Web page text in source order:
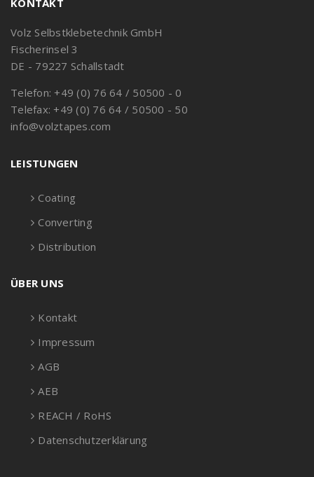
KONTAKT
Volz Selbstklebetechnik GmbH
Fischerinsel 3
DE - 79227 Schallstadt
Telefon: +49 (0) 76 64 / 50500 - 0
Telefax: +49 (0) 76 64 / 50500 - 50
info@volztapes.com
LEISTUNGEN
Coating
Converting
Distribution
ÜBER UNS
Kontakt
Impressum
AGB
AEB
REACH / RoHS
Datenschutzerklärung